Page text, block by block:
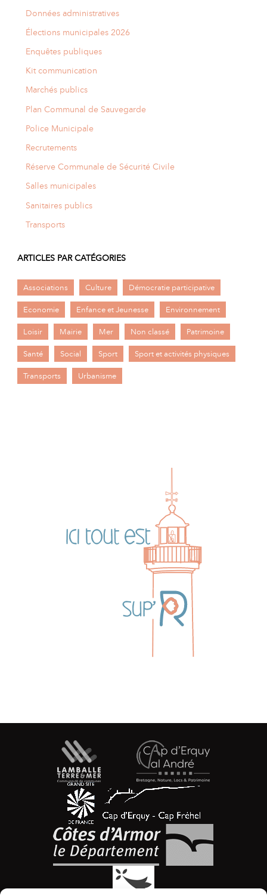
Données administratives
Élections municipales 2026
Enquêtes publiques
Kit communication
Marchés publics
Plan Communal de Sauvegarde
Police Municipale
Recrutements
Réserve Communale de Sécurité Civile
Salles municipales
Sanitaires publics
Transports
ARTICLES PAR CATÉGORIES
Associations Culture Démocratie participative
Economie Enfance et Jeunesse Environnement
Loisir Mairie Mer Non classé Patrimoine
Santé Social Sport Sport et activités physiques
Transports Urbanisme